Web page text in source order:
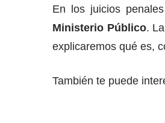
En los juicios
Ministerio Público.
explicaremos qué es,
También te puede